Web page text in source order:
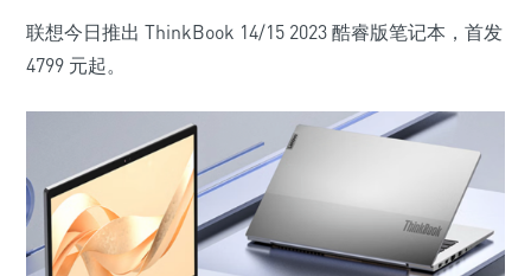
联想今日推出 ThinkBook 14/15 2023 酷睿版笔记本，首发
4799 元起。